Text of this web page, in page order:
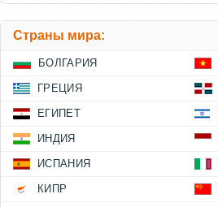
Страны мира:
БОЛГАРИЯ
ГРЕЦИЯ
ЕГИПЕТ
ИНДИЯ
ИСПАНИЯ
КИПР